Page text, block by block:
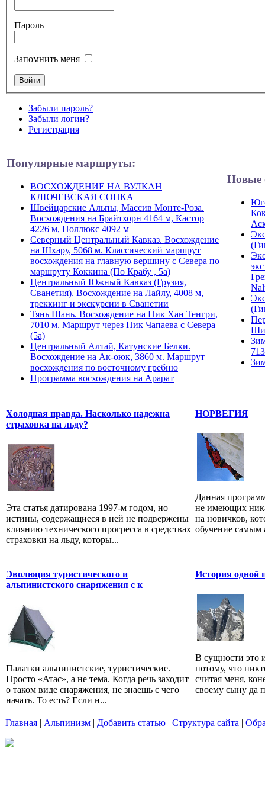
Пароль
Запомнить меня
Забыли пароль?
Забыли логин?
Регистрация
Популярные маршруты:
ВОСХОЖДЕНИЕ НА ВУЛКАН
КЛЮЧЕВСКАЯ СОПКА
Швейцарские Альпы, Массив Монте-Роза.
Восхождения на Брайтхорн 4164 м, Кастор
4226 м, Поллюкс 4092 м
Северный Центральный Кавказ. Восхождение
на Шхару, 5068 м. Классический маршрут
восхождения на главную вершину с Севера по
маршруту Коккина (По Крабу , 5а)
Центральный Южный Кавказ (Грузия,
Сванетия). Восхождение на Лайлу, 4008 м,
треккинг и экскурсии в Сванетии
Тянь Шань. Восхождение на Пик Хан Тенгри,
7010 м. Маршрут через Пик Чапаева с Севера
(5а)
Центральный Алтай, Катунские Белки.
Восхождение на Ак-оюк, 3860 м. Маршрут
восхождения по восточному гребню
Программа восхождения на Арарат
Новые
Холодная правда. Насколько надежна
страховка на льду?
Эта статья датирована 1997-м годом, но
истины, содержащиеся в ней не подвержены
влиянию технического прогресса в средствах
страховки на льду, которы...
НОРВЕГИЯ
Данная
не имеющих
на новичков,
обучение самым
Эволюция туристического и
альпинистского снаряжения с к
Палатки альпинистские, туристические.
Просто «Атас», а не тема. Когда речь заходит
о таком виде снаряжения, не знаешь с чего
начать. То есть? Если н...
История одной
В сущности это
потому, что
считая меня,
своему сыну да
Главная | Альпинизм | Добавить статью | Структура сайта |